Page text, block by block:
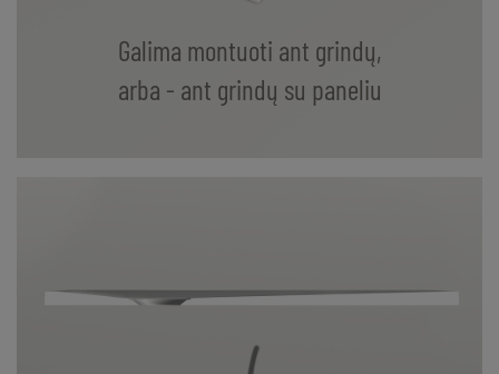
Galima montuoti ant grindų,
arba - ant grindų su paneliu